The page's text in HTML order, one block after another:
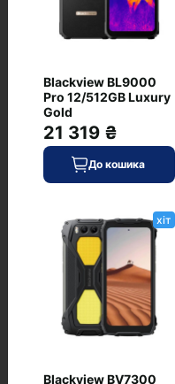
+
Немає питань
першим і
Galaxy S23
Blackview BL9000
Pro 12/512GB Luxury
Gold
21 319 ₴
До кошика
хіт
Blackview BV7300